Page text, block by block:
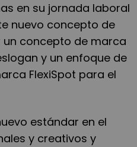
en su jornada laboral
nuevo concepto de
concepto de marca
y un enfoque de
FlexiSpot para el
estándar en el
y creativos y